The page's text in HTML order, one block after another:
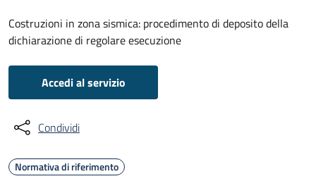
Costruzioni in zona sismica: procedimento di deposito della
dichiarazione di regolare esecuzione
Accedi al servizio
Condividi
Normativa di riferimento